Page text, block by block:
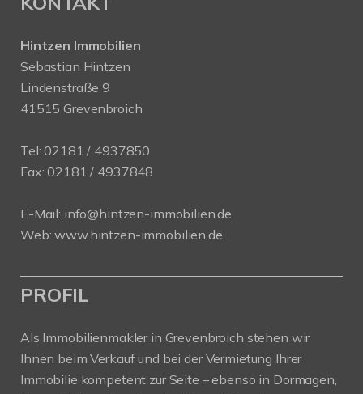
Hintzen Immobilien
Sebastian Hintzen
Lindenstraße 9
41515 Grevenbroich
Tel:02181 / 4937850
Fax: 02181 / 4937848
E-Mail: info@hintzen-immobilien.de
Web:www.hintzen-immobilien.de
PROFIL
Als Immobilienmakler in Grevenbroich stehen wir
Ihnen beim Verkauf und bei der Vermietung Ihrer
Immobilie kompetent zur Seite – ebenso in Dormagen,